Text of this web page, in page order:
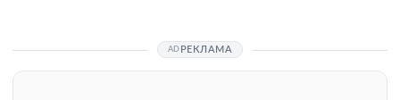
РЕКЛАМА